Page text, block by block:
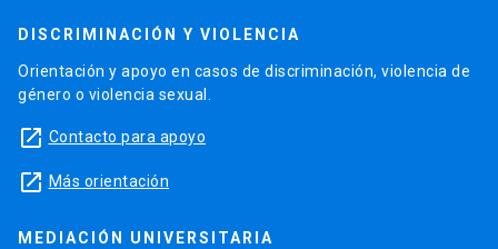
DISCRIMINACIÓN Y VIOLENCIA
Orientación y apoyo en casos de discriminación, violencia de
género o violencia sexual.
launch Contacto para apoyo
launch Más orientación
MEDIACIÓN UNIVERSITARIA